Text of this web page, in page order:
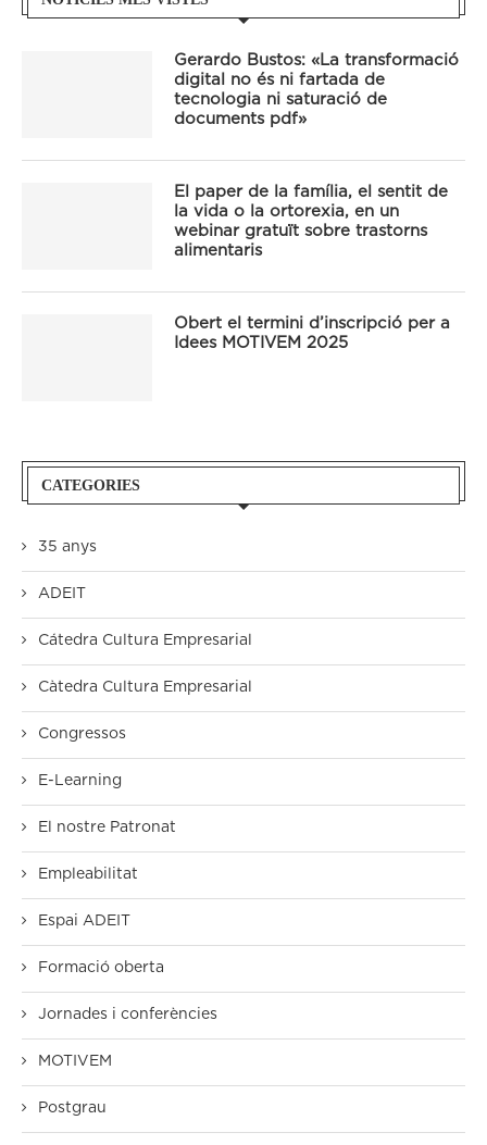
Gerardo Bustos: «La transformació
digital no és ni fartada de
tecnologia ni saturació de
documents pdf»
El paper de la família, el sentit de
la vida o la ortorexia, en un
webinar gratuït sobre trastorns
alimentaris
Obert el termini d’inscripció per a
Idees MOTIVEM 2025
CATEGORIES
35 anys
ADEIT
Cátedra Cultura Empresarial
Càtedra Cultura Empresarial
Congressos
E-Learning
El nostre Patronat
Empleabilitat
Espai ADEIT
Formació oberta
Jornades i conferències
MOTIVEM
Postgrau